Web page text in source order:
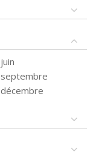
juin
septembre
décembre